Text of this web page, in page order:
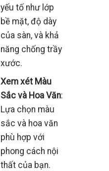
yếu tố như lớp
bề mặt, độ dày
của sàn, và khả
năng chống trầy
xước.
Xem xét Màu
Sắc và Hoa Văn:
Lựa chọn màu
sắc và hoa văn
phù hợp với
phong cách nội
thất của bạn.